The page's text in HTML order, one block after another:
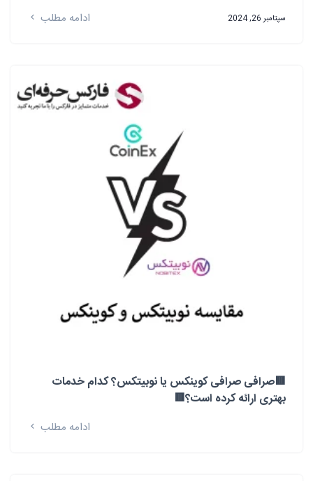
سپتامبر 26, 2024 ادامه مطلب
🟥صرافی صرافی کوینکس یا نوبیتکس؟ کدام خدمات
بهتری ارائه کرده است؟🟥
ادامه مطلب